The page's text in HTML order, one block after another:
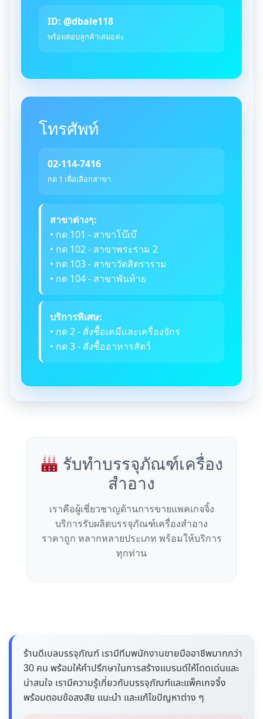
ID: @dbale118
พร้อมตอบลูกค้าเสมอค่ะ
โทรศัพท์
02-114-7416
กด 1 เพื่อเลือกสาขา
สาขาต่างๆ:
• กด 101 - สาขาโบ๊เบ๊
• กด 102 - สาขาพระราม 2
• กด 103 - สาขาวัดสิตราราม
• กด 104 - สาขาพันท้าย
บริการพิเศษ:
• กด 2 - สั่งซื้อเคมีและเครื่องจักร
• กด 3 - สั่งซื้ออาหารสัตว์
รับทำบรรจุภัณฑ์เครื่อง
สำอาง
เราคือผู้เชี่ยวชาญด้านการขายแพคเกจจิ้ง
บริการรับผลิตบรรจุภัณฑ์เครื่องสำอาง
ราคาถูก หลากหลายประเภท พร้อมให้บริการ
ทุกท่าน
ร้านดีเบลบรรจุภัณฑ์ เรามีทีมพนักงานขายมืออาชีพมากกว่า
30 คน พร้อมให้คำปรึกษาในการสร้างแบรนด์ให้โดดเด่นและ
น่าสนใจ เรามีความรู้เกี่ยวกับบรรจุภัณฑ์และแพ็คเกจจิ้ง
พร้อมตอบข้อสงสัย แนะนำ และแก้ไขปัญหาต่าง ๆ